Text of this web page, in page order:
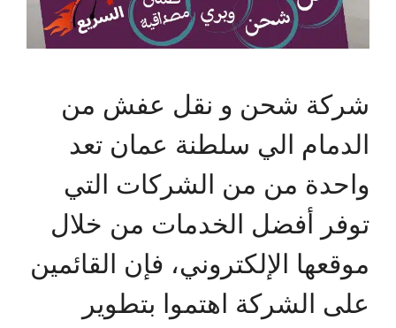
شركة شحن و نقل عفش من
الدمام الي سلطنة عمان تعد
واحدة من من الشركات التي
توفر أفضل الخدمات من خلال
موقعها الإلكتروني، فإن القائمين
على الشركة اهتموا بتطوير